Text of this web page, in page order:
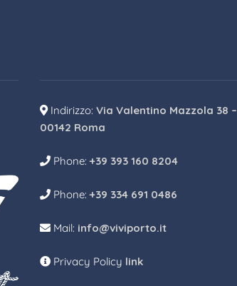
Indirizzo: Via Valentino Mazzola 38 –
00142 Roma
Phone:+39 393 160 8204
Phone:+39 334 691 0486
Mail: info@viviporto.it
Privacy Policy link